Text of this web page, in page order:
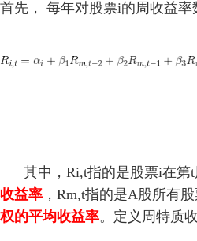
首先， 每年对股票i的周收益率
其中，Ri,t指的是股票i在第t
收益率 ，Rm,t指的是A股所有
权的平均收益率。定义周特质